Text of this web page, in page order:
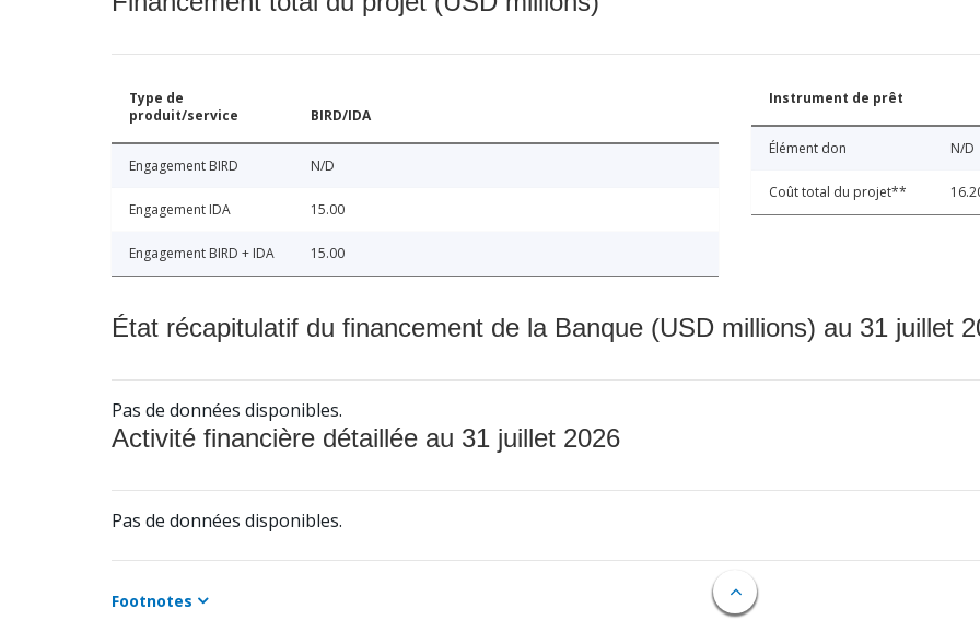
Type de
produit/service
BIRD/IDA
Engagement BIRD N/D
Engagement IDA 15.00
Engagement BIRD + IDA 15.00
Instrument de prêt
Élément don N/D
Coût total du projet**
État récapitulatif du financement de la Banque (USD millions) au 31 juillet
Pas de données disponibles.
Activité financière détaillée au 31 juillet 2026
Pas de données disponibles.
Footnotes